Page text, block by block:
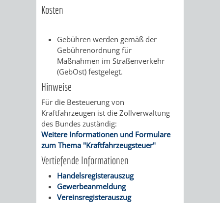
&
PRAKTIKA
LEIHVERKEHR
DER
BIBLIOTHEK
SERVICE
FÜR
LEHRER/INNEN
&
ERZIEHER/INNEN
VERMIETUNG
BÜRGERSAAL
IM
ALTEN
RATHAUS
STADTARCHIV
BENUTZUNG
MELDEKARTEI
/
BESTANDSÜBERSICHT
VERÖFFENTLICHUNGEN
JÜDISCHE
Kosten
Gebühren werden gemäß der
Gebührenordnung für
Maßnahmen im Straßenverkehr
(GebOst) festgelegt.
Hinweise
Für die Besteuerung von
Kraftfahrzeugen ist die Zollverwaltung
des Bundes zuständig:
Weitere Informationen und Formulare
zum Thema "Kraftfahrzeugsteuer"
Vertiefende Informationen
Handelsregisterauszug
Gewerbeanmeldung
Vereinsregisterauszug